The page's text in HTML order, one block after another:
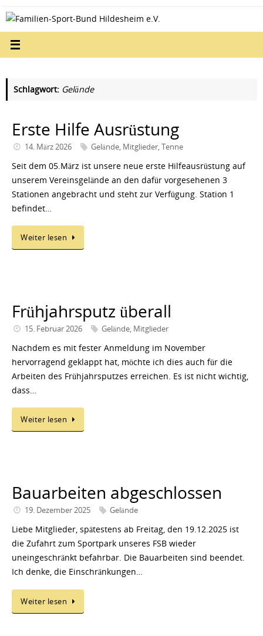
Inhalt
springen
Schlagwort: Gelände
Erste Hilfe Ausrüstung
14. März 2026 Gelände, Mitglieder,Tenne
Seit dem 05.März ist unsere neue erste Hilfeausrüstung auf
unserem Vereinsgelände an den dafür vorgesehenen 3
Stationen angebracht und steht zur Verfügung. Station 1
befindet…
Weiter lesen
Frühjahrsputz überall
15. Februar 2026 Gelände Mitglieder
Nachdem es mit fester Anmeldung im November
hervorragend geklappt hat, möchte ich dies auch für die
Arbeiten des Frühjahrsputzes erreichen. Es ist nicht wichtig,
dass…
Weiter lesen
Bauarbeiten abgeschlossen
19. Dezember 2025 Gelände
Liebe Mitglieder, spätestens ab Freitag, den 19.12.2025 ist
die Zufahrt zum Sportpark unseres FSB wieder
uneingeschränkt befahrbar. Die Bauarbeiten sind beendet.
Ich denke, die Einschränkungen…
Weiter lesen